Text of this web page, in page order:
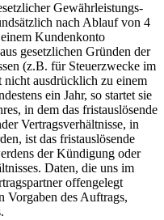
Gewährleistungs-
nach Ablauf von 4
Kundenkonto
gesetzlichen Gründen der
(z.B. für Steuerzwecke im
ausdrücklich zu einem
ein Jahr, so startet sie
in dem das fristauslösende
Vertragsverhältnisse, in
ist das fristauslösende
der Kündigung oder
Daten, die uns im
offengelegt
Vorgaben des Auftrags,